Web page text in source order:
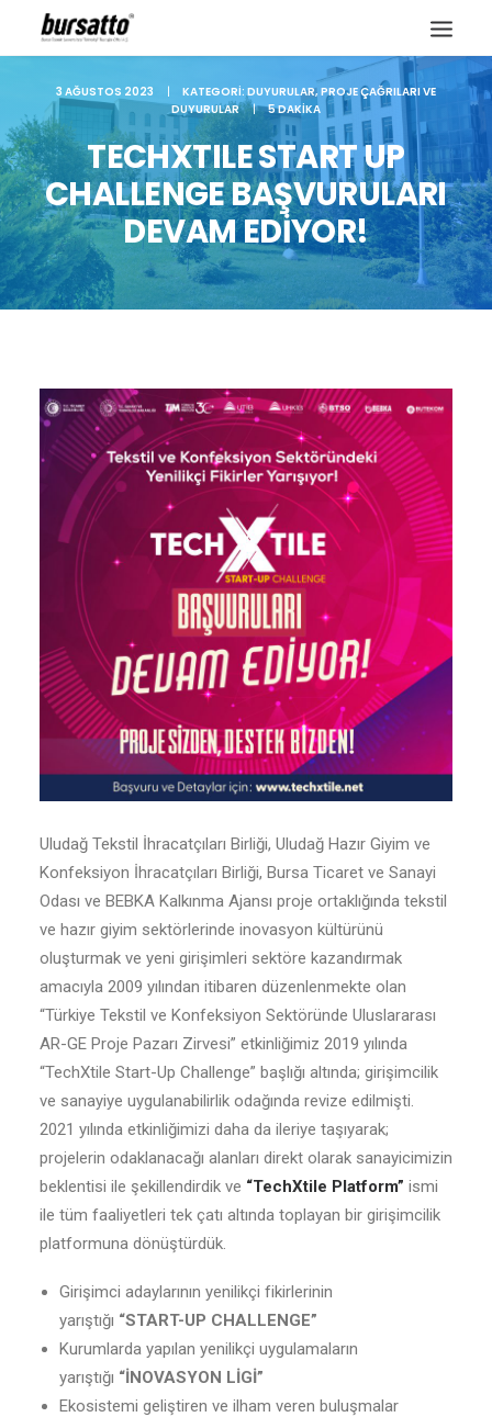
Site içi arama
3 AĞUSTOS 2023 | KATEGORI:DUYURULAR, PROJE ÇAĞRILARI VE
DUYURULAR
| 5 DAKIKA
TECHXTILE START UP
CHALLENGE BAŞVURULARI
DEVAM EDİYOR!
Uludağ Tekstil İhracatçıları Birliği, Uludağ Hazır Giyim ve
Konfeksiyon İhracatçıları Birliği, Bursa Ticaret ve Sanayi
Odası ve BEBKA Kalkınma Ajansı proje ortaklığında tekstil
ve hazır giyim sektörlerinde inovasyon kültürünü
oluşturmak ve yeni girişimleri sektöre kazandırmak
amacıyla 2009 yılından itibaren düzenlenmekte olan
“Türkiye Tekstil ve Konfeksiyon Sektöründe Uluslararası
AR-GE Proje Pazarı Zirvesi” etkinliğimiz 2019 yılında
“TechXtile Start-Up Challenge” başlığı altında; girişimcilik
ve sanayiye uygulanabilirlik odağında revize edilmişti.
2021 yılında etkinliğimizi daha da ileriye taşıyarak;
projelerin odaklanacağı alanları direkt olarak sanayicimizin
beklentisi ile şekillendirdik ve “TechXtile Platform” ismi
ile tüm faaliyetleri tek çatı altında toplayan bir girişimcilik
platformuna dönüştürdük.
Girişimci adaylarının yenilikçi fikirlerinin
yarıştığı “START-UP CHALLENGE”
Kurumlarda yapılan yenilikçi uygulamaların
yarıştığı “İNOVASYON LİGİ”
Ekosistemi geliştiren ve ilham veren buluşmalar